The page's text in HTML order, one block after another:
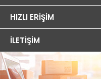
HIZLI ERIŞIM
İLETIŞIM